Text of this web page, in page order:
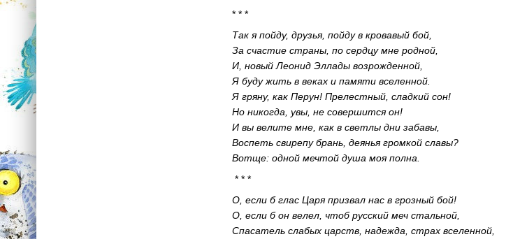
* * *
Так я пойду, друзья, пойду в кровавый бой,
За счастие страны, по сердцу мне родной,
И, новый Леонид Эллады возрожденной,
Я буду жить в веках и памяти вселенной.
Я гряну, как Перун! Прелестный, сладкий сон!
Но никогда, увы, не совершится он!
И вы велите мне, как в светлы дни забавы,
Воспеть свирепу брань, деянья громкой славы?
Вотще: одной мечтой душа моя полна.
* * *
О, если б глас Царя призвал нас в грозный бой!
О, если б он велел, чтоб русский меч стальной,
Спасатель слабых царств, надежда, страх вселенной,